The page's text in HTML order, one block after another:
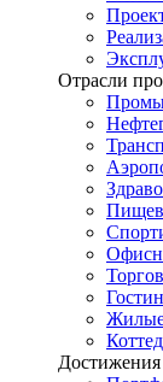
Отрасли
Достижения